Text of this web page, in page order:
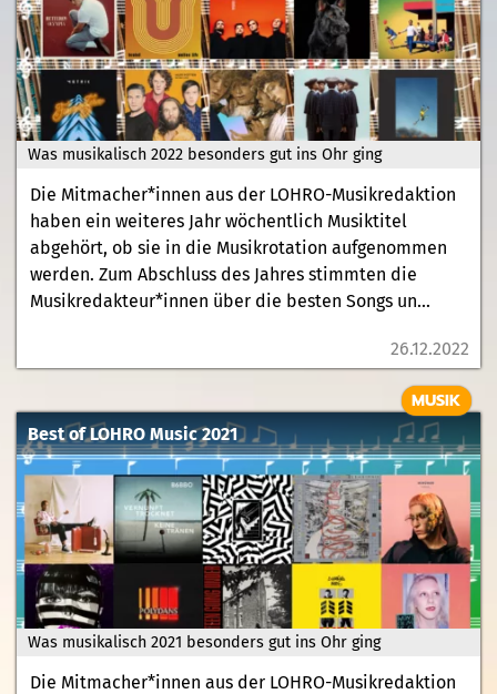
Was musikalisch 2022 besonders gut ins Ohr ging
Die Mitmacher*innen aus der LOHRO-Musikredaktion
haben ein weiteres Jahr wöchentlich Musiktitel
abgehört, ob sie in die Musikrotation aufgenommen
werden. Zum Abschluss des Jahres stimmten die
Musikredakteur*innen über die besten Songs un...
26.12.2022
Was musikalisch 2021 besonders gut ins Ohr ging
Best of LOHRO Music 2021
MUSIK
Die Mitmacher*innen aus der LOHRO-Musikredaktion